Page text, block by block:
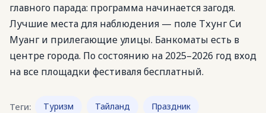
главного парада: программа начинается загодя.
Лучшие места для наблюдения — поле Тхунг Си
Муанг и прилегающие улицы. Банкоматы есть в
центре города. По состоянию на 2025–2026 год вход
на все площадки фестиваля бесплатный.
Теги: Туризм Тайланд Праздник